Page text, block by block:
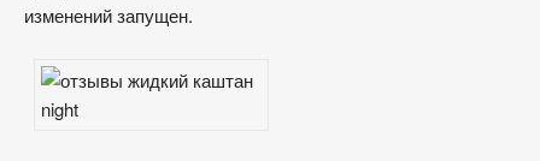
изменений запущен.